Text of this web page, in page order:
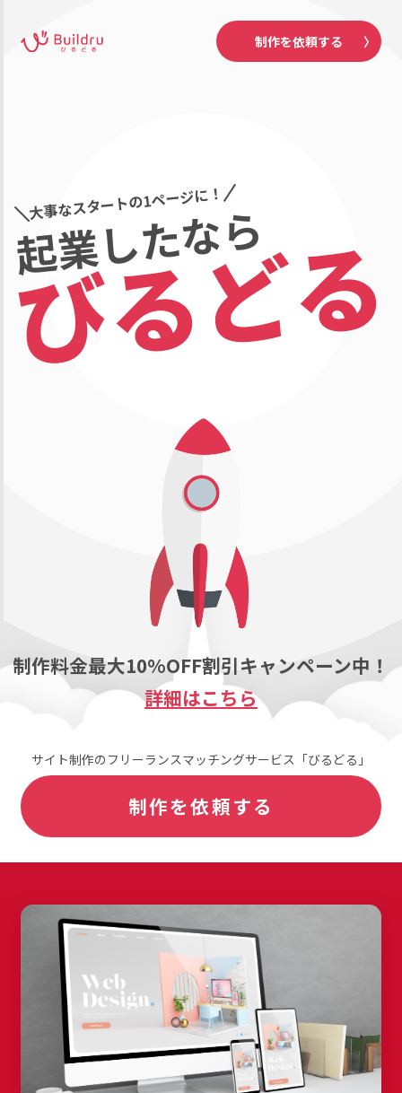
制作を依頼する
大事なスタートの1ページに！
起業したなら
びるどる
制作料金最大10%OFF割引キャンペーン中！
詳細はこちら
制作を依頼する